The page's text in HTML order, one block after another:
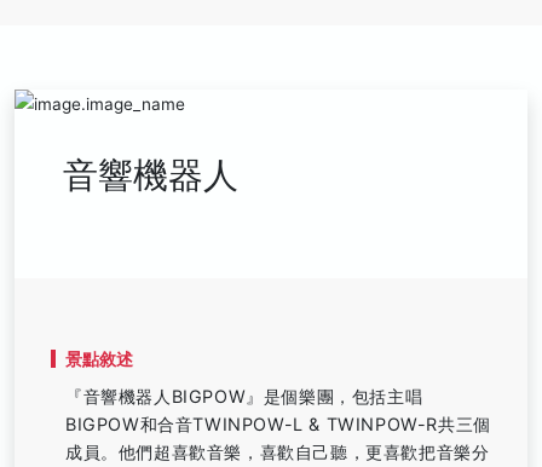
音響機器人
景點敘述
『音響機器人BIGPOW』是個樂團，包括主唱
BIGPOW和合音TWINPOW-L & TWINPOW-R共三個
成員。他們超喜歡音樂，喜歡自己聽，更喜歡把音樂分